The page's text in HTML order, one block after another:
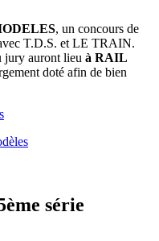
, un concours de
T.D.S. et LE TRAIN.
jury auront lieu à RAIL
doté afin de bien
série